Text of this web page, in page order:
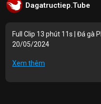
Dagatructiep.Tube
Full Clip 13 phút 11s | Đá gà
20/05/2024
Mục lục Video:
Xem thêm